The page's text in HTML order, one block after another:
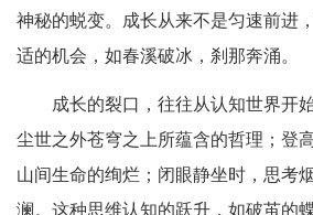
神秘的蜕变。成长从来不是匀速前进
适的机会，如春溪破冰，刹那奔涌。
成长的裂口，往往从认知世界开
尘世之外苍穹之上所蕴含的哲理；登
山间生命的绚烂；闭眼静坐时，思考
澜。这种思维认知的跃升，如破茧的